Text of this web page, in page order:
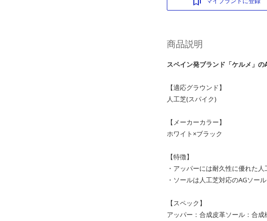
商品説明
スペイン発ブランド「ケルメ」
【適応グラウンド】
人工芝(スパイク)
【メーカーカラー】
ホワイト×ブラック
【特徴】
・アッパーには耐久性に優れた人
・ソールは人工芝対応のAGソール
【スペック】
アッパー：合成皮革ソール：合成